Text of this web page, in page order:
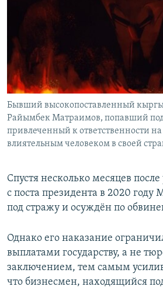
Бывший высокопоставленный
Райымбек Матраимов, попавший
привлеченный к ответственности
влиятельным человеком в своей
Спустя несколько месяцев
с поста президента в 2020 году
под стражу и осуждён по
Однако его наказание
выплатами государству, а не
заключением, тем самым
что бизнесмен, находящийся